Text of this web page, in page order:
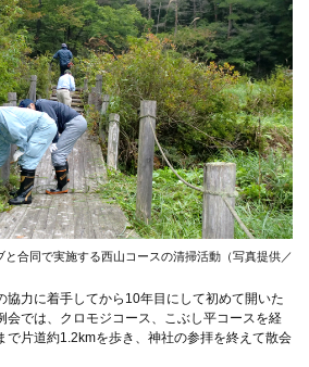
と合同で実施する西山コースの清掃活動（写真提供／
協力に着手してから10年目にして初めて開いた
会では、クロモジコース、こぶし平コースを経
で片道約1.2kmを歩き、神社の参拝を終えて散会